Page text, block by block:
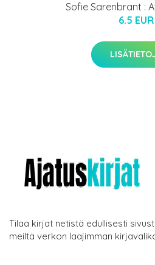
Sofie Sarenbrant :
6.5 EUR
Tilaa kirjat netistä edullisesti
meiltä verkon laajimman